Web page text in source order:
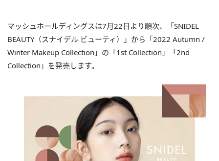
マッシュホールディングスは7月22日より順次、「SNIDEL
BEAUTY（スナイデル ビューティ）」から「2022 Autumn /
Winter Makeup Collection」の「1st Collection」「2nd
Collection」を発売します。